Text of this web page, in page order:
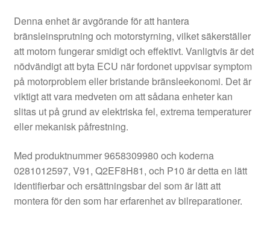
Denna enhet är avgörande för att hantera
bränsleinsprutning och motorstyrning, vilket säkerställer
att motorn fungerar smidigt och effektivt. Vanligtvis är det
nödvändigt att byta ECU när fordonet uppvisar symptom
på motorproblem eller bristande bränsleekonomi. Det är
viktigt att vara medveten om att sådana enheter kan
slitas ut på grund av elektriska fel, extrema temperaturer
eller mekanisk påfrestning.
Med produktnummer 9658309980 och koderna
0281012597, V91, Q2EF8H81, och P10 är detta en lätt
identifierbar och ersättningsbar del som är lätt att
montera för den som har erfarenhet av bilreparationer.